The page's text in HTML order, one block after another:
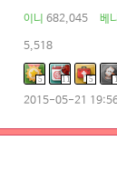
이니 682,045 베니
5,518
5 11 5 1
2015-05-21